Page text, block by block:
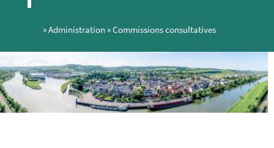
»Administration »Commissions consultatives